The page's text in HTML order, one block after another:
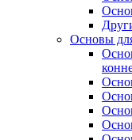
Основы